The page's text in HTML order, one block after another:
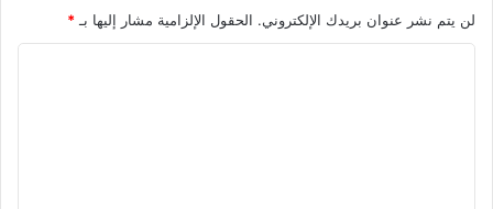
لن يتم نشر عنوان بريدك الإلكتروني. الحقول الإلزامية مشار إليها بـ*